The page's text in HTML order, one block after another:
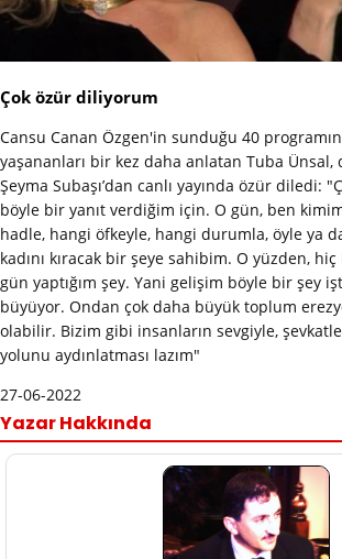
Çok özür diliyorum
Cansu Canan Özgen'in sunduğu 40
yaşananları bir kez daha anlatan Tuba Ünsal,
Şeyma Subaşı’dan canlı yayında özür diledi:
böyle bir yanıt verdiğim için. O gün, ben
hadle, hangi öfkeyle, hangi durumla, öyle ya
kadını kıracak bir şeye sahibim. O yüzden,
gün yaptığım şey. Yani gelişim böyle bir şey
büyüyor. Ondan çok daha büyük toplum
olabilir. Bizim gibi insanların sevgiyle,
yolunu aydınlatması lazım"
27-06-2022
Yazar Hakkında